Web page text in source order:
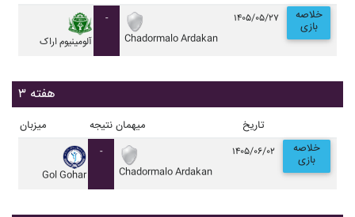
آلومينيوم اراک
-
Chadormalo Ardakan
۱۴۰۵/۰۵/۲۷ خلاصه
بازی
هفته ۳
میزبان نتیجه میهمان تاریخ
Gol Gohar
-
Chadormalo Ardakan
۱۴۰۵/۰۶/۰۲ خلاصه
بازی